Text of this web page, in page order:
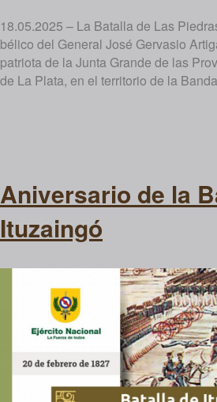
18.05.2025 – La Batalla de Las
bélico del General José Gervasio
patriota de la Junta Grande de las
de La Plata, en el territorio de la
Aniversario de la
Ituzaingó